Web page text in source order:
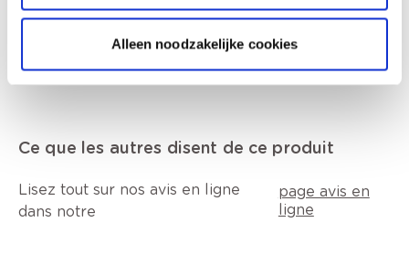
Alleen noodzakelijke cookies
Ce que les autres disent de ce produit
Lisez tout sur nos avis en ligne
dans notre
page avis en
ligne